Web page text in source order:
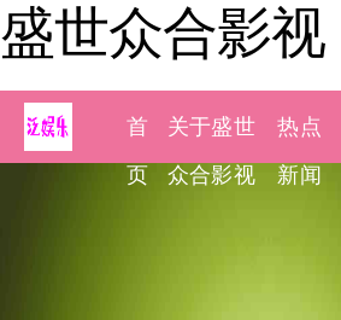
盛世众合影视
首
页
关于盛世
众合影视
热点
新闻